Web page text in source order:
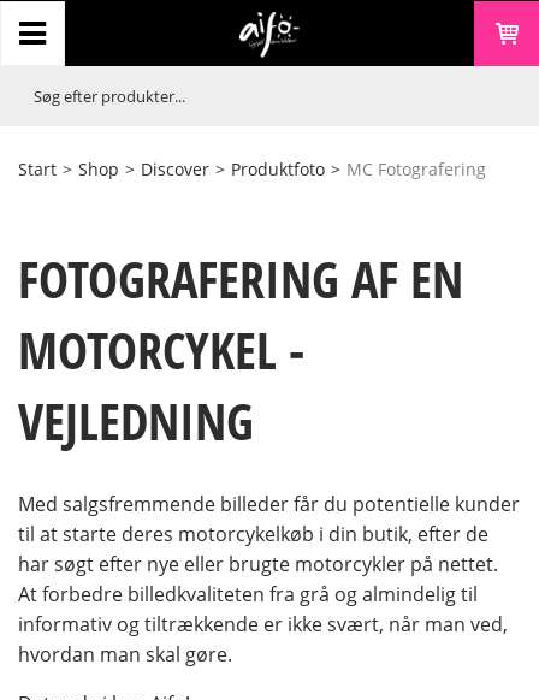
Start > Shop > Discover > Produktfoto > MC Fotografering
FOTOGRAFERING AF EN
MOTORCYKEL -
VEJLEDNING
Med salgsfremmende billeder får du potentielle kunder
til at starte deres motorcykelkøb i din butik, efter de
har søgt efter nye eller brugte motorcykler på nettet.
At forbedre billedkvaliteten fra grå og almindelig til
informativ og tiltrækkende er ikke svært, når man ved,
hvordan man skal gøre.